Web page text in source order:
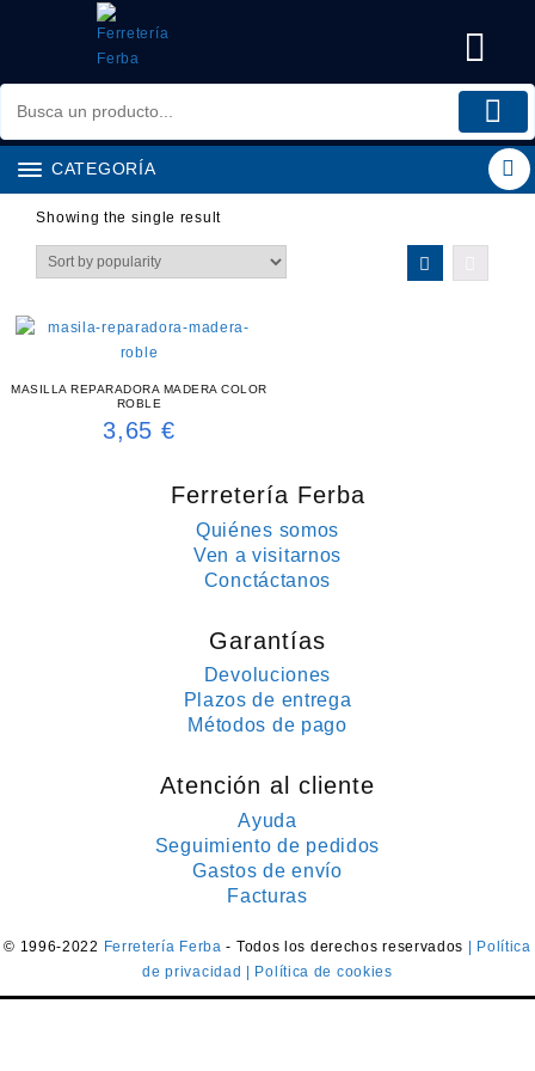
CATEGORÍA
Showing the single result
MASILLA REPARADORA MADERA COLOR
ROBLE
3,65 €
Ferretería Ferba
Quiénes somos
Ven a visitarnos
Conctáctanos
Garantías
Devoluciones
Plazos de entrega
Métodos de pago
Atención al cliente
Ayuda
Seguimiento de pedidos
Gastos de envío
Facturas
© 1996-2022 Ferretería Ferba- Todos los derechos reservados
| Política
de privacidad
| Política de cookies